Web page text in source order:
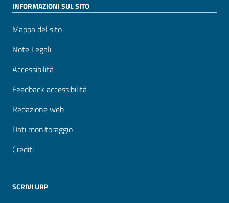
INFORMAZIONI SUL SITO
Mappa del sito
Note Legali
Accessibilità
Feedback accessibilità
Redazione web
Dati monitoraggio
Crediti
SCRIVI URP